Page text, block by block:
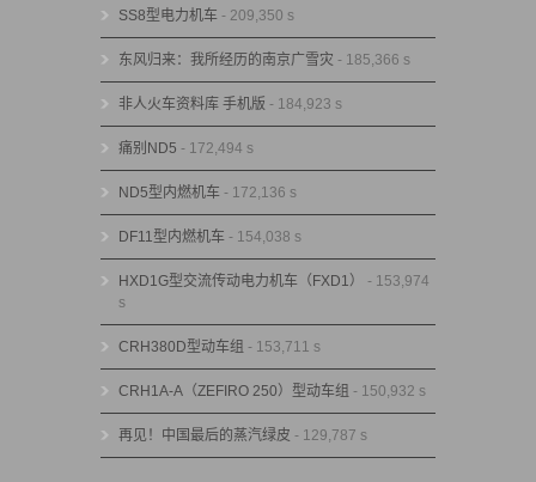
SS8型电力机车 - 209,350 s
东风归来：我所经历的南京广雪灾 - 185,366 s
非人火车资料库 手机版 - 184,923 s
痛别ND5 - 172,494 s
ND5型内燃机车 - 172,136 s
DF11型内燃机车 - 154,038 s
HXD1G型交流传动电力机车（FXD1）
- 153,974
s
CRH380D型动车组 - 153,711 s
CRH1A-A（ZEFIRO 250）型动车组 - 150,932 s
再见！中国最后的蒸汽绿皮 - 129,787 s